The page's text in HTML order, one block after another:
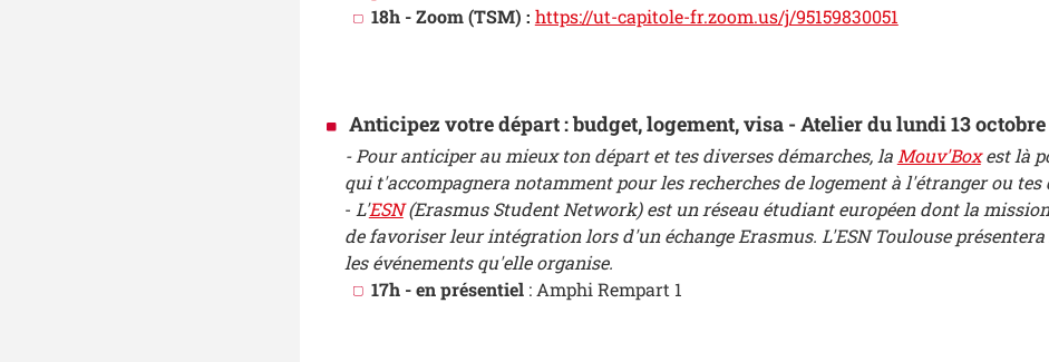
18h - Zoom (TSM) : https://ut-capitole-fr.zoom.us/j/95159830051
Anticipez votre départ : budget, logement, visa - Atelier du lundi 13 octobre
- Pour anticiper au mieux ton départ et tes diverses démarches, la Mouv'Boxest là
qui t'accompagnera notamment pour les recherches de logement à l'étranger ou tes
- L'ESN(Erasmus Student Network) est un réseau étudiant européen dont la
de favoriser leur intégration lors d'un échange Erasmus. L'ESN Toulouse
les événements qu'elle organise.
17h - en présentiel : Amphi Rempart 1